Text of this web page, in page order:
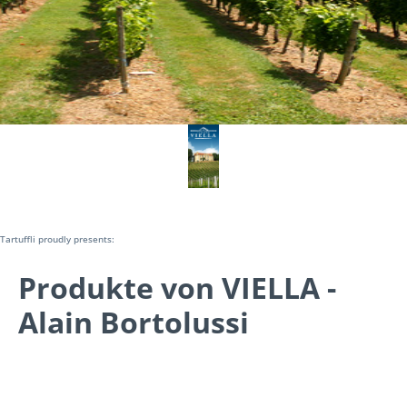
Tartuffli proudly presents:
Produkte von VIELLA -
Alain Bortolussi